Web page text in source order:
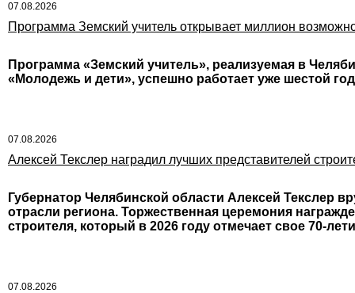
07.08.2026
Программа Земский учитель открывает миллион
Программа «Земский учитель», реализуемая в
«Молодежь и дети», успешно работает уже шестой год
07.08.2026
Алексей Текслер наградил лучших представителей
Губернатор Челябинской области Алексей Текслер
отрасли региона. Торжественная церемония
строителя, который в 2026 году отмечает свое 70-
07.08.2026